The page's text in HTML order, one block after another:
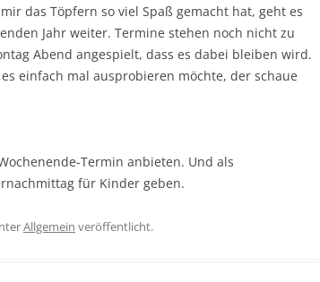
das Töpfern so viel Spaß gemacht hat, geht es
Jahr weiter. Termine stehen noch nicht zu
Abend angespielt, dass es dabei bleiben wird.
einfach mal ausprobieren möchte, der schaue
Termin anbieten. Und als
für Kinder geben.
Allgemein veröffentlicht.